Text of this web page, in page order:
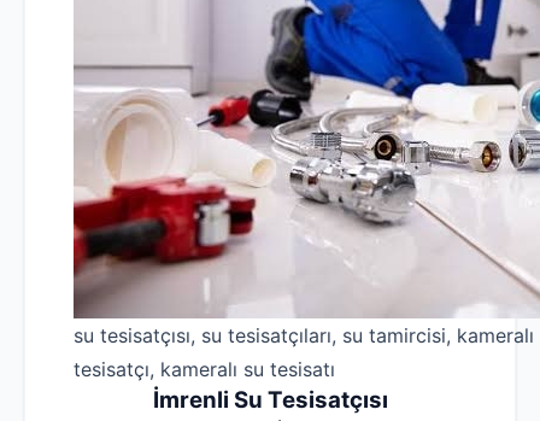
su tesisatçısı, su tesisatçıları, su tamircisi,
tesisatçı, kameralı su tesisatı
İmrenli Su Tesisatçısı